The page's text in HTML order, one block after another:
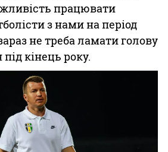
працювати
з нами на період
не треба ламати голову
кінець року.